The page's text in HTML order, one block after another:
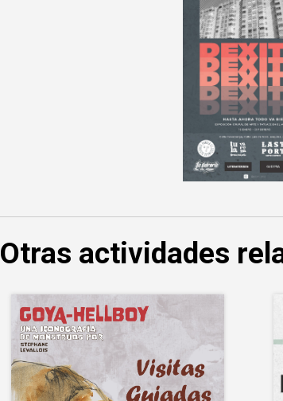
Otras actividades